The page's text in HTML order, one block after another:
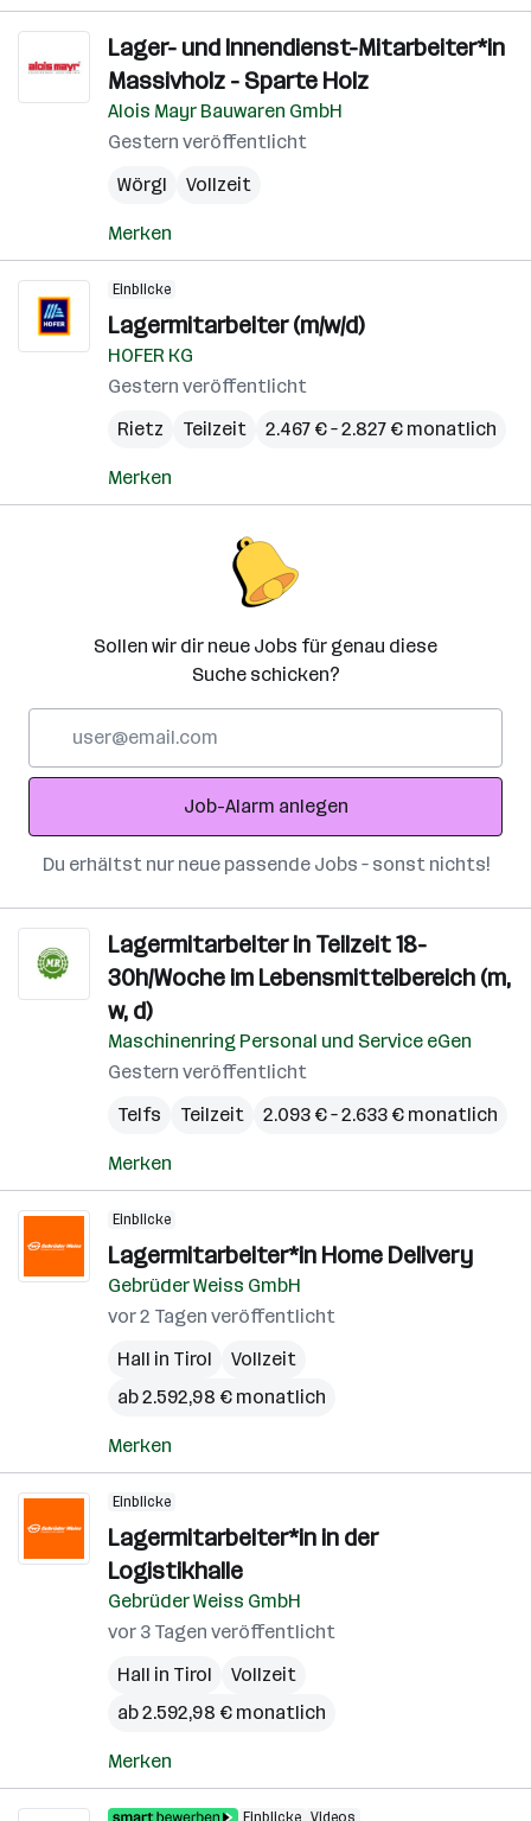
Lager- und Innendienst-Mitarbeiter*in
Massivholz - Sparte Holz
Alois Mayr Bauwaren GmbH
Gestern veröffentlicht
Wörgl
Vollzeit
Merken
Einblicke
Lagermitarbeiter (m/w/d)
HOFER KG
Gestern veröffentlicht
Rietz
Teilzeit 2.467 € – 2.827 € monatlich
Merken
Sollen wir dir neue Jobs für genau diese
Suche schicken?
Adresse
Job-Alarm anlegen
Du erhältst nur neue passende Jobs – sonst nichts!
Lagermitarbeiter in Teilzeit 18-
30h/Woche im Lebensmittelbereich (m,
w, d)
Maschinenring Personal und Service eGen
Gestern veröffentlicht
Telfs
Teilzeit 2.093 € – 2.633 € monatlich
Merken
Einblicke
Lagermitarbeiter*in Home Delivery
Gebrüder Weiss GmbH
vor 2 Tagen veröffentlicht
Hall in Tirol
Vollzeit
ab 2.592,98 € monatlich
Merken
Einblicke
Lagermitarbeiter*in in der
Logistikhalle
Gebrüder Weiss GmbH
vor 3 Tagen veröffentlicht
Hall in Tirol
Vollzeit
ab 2.592,98 € monatlich
Merken
Einblicke Videos